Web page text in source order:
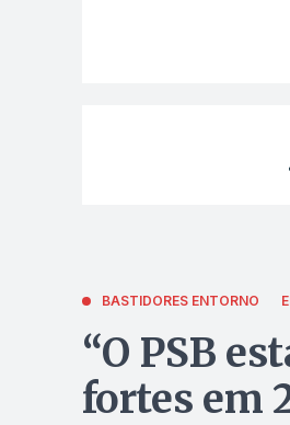
BASTIDORES ENTORNO
“O PSB
fortes em